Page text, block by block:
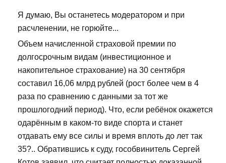
Я думаю, Вы останетесь модератором и при
расчленении, не горюйте...
Объем начисленной страховой премии по
долгосрочным видам (инвестиционное и
накопительное страхование) на 30 сентября
составил 16,06 млрд рублей (рост более чем в 4
раза по сравнению с данными за тот же
прошлогодний период). Что, если ребёнок окажется
одарённым в каком-то виде спорта и станет
отдавать ему все силы и время вплоть до лет так
35?.. Обратившись к суду, гособвинитель Сергей